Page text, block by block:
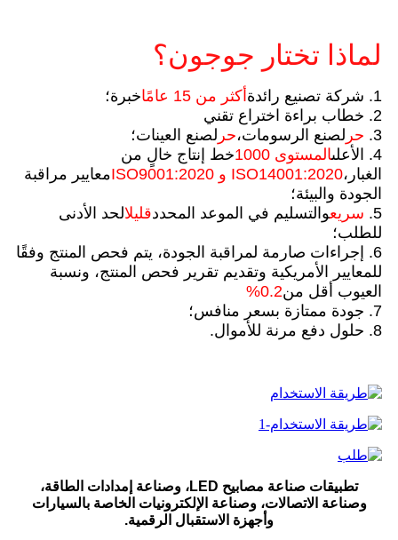
لماذا تختار جوجون؟
1. شركة تصنيع رائدة أكثر من 15 عامًا
خبرة؛
2. خطاب براءة اختراع تقني
3. حر لصنع الرسومات،حر لصنع العينات؛
4. الأعلى
المستوى 1000
خط إنتاج خالٍ من
الغبار،ISO14001:2020 و ISO9001:2020
معايير مراقبة
الجودة والبيئة؛
5. سريعوالتسليم في الموعد المحددقليلالحد الأدنى
للطلب؛
6. إجراءات صارمة لمراقبة الجودة، يتم فحص المنتج وفقًا
للمعايير الأمريكية وتقديم تقرير فحص المنتج، ونسبة
العيوب أقل من0.2%
7. جودة ممتازة بسعر منافس؛
8. حلول دفع مرنة للأموال.
تطبيقات صناعة مصابيح LED، وصناعة إمدادات الطاقة،
وصناعة الاتصالات، وصناعة الإلكترونيات الخاصة بالسيارات
وأجهزة الاستقبال الرقمية.